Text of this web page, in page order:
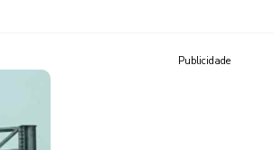
Publicidade